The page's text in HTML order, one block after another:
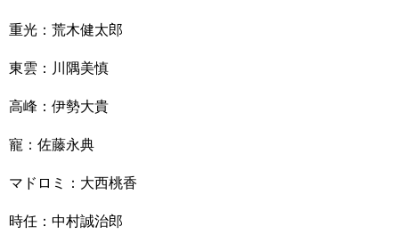
重光：荒木健太郎
東雲：川隅美慎
高峰：伊勢大貴
寵：佐藤永典
マドロミ：大西桃香
時任：中村誠治郎